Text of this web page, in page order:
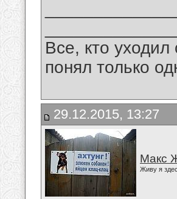
Все, кто
понял только
29.12.2015, 13:27
Макс
Живу я